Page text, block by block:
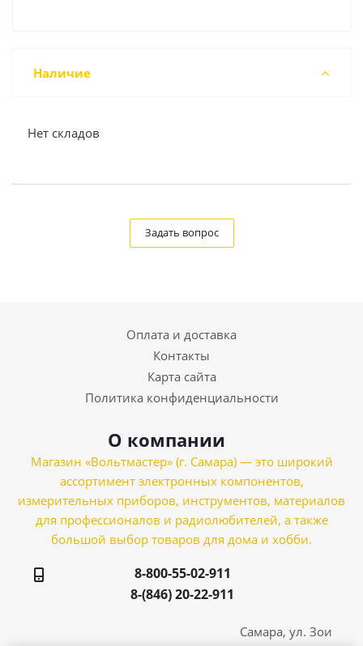
Наличие
Нет складов
Задать вопрос
Оплата и доставка
Контакты
Карта сайта
Политика конфиденциальности
О компании
Магазин «Вольтмастер» (г. Самара) — это широкий
ассортимент электронных компонентов,
измерительных приборов, инструментов, материалов
для профессионалов и радиолюбителей, а также
большой выбор товаров для дома и хобби.
8-800-55-02-911
8-(846) 20-22-911
Самара, ул. Зои